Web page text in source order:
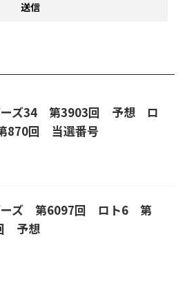
ーズ34 第3903回 予想 ロ
870回 当選番号
ーズ 第6097回 ロト6 第
予想